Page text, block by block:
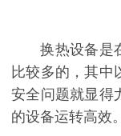
换热设备是
比较多的，其中
安全问题就显得
的设备运转高效。